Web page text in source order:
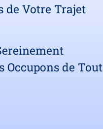
de Votre Trajet
Occupons de Tout